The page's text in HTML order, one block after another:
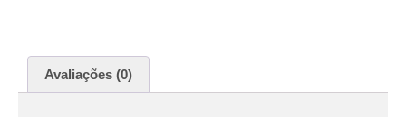
Avaliações (0)